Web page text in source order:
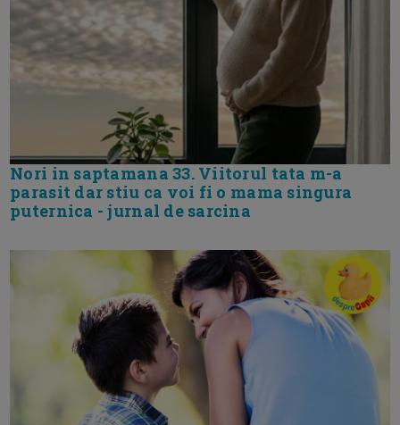
Nori in saptamana 33. Viitorul tata m-a
parasit dar stiu ca voi fi o mama singura
puternica - jurnal de sarcina